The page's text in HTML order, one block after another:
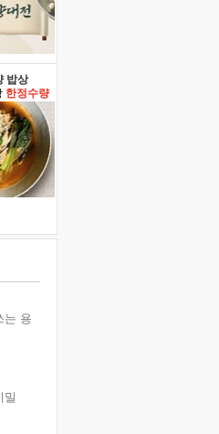
밥상
한정수량
는 용
밀